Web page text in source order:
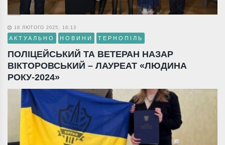
18 ЛЮТОГО 2025, 16:13
АКТУАЛЬНО НОВИНИ ТЕРНОПІЛЬ
ПОЛІЦЕЙСЬКИЙ ТА ВЕТЕРАН НАЗАР
ВІКТОРОВСЬКИЙ – ЛАУРЕАТ «ЛЮДИНА
РОКУ-2024»